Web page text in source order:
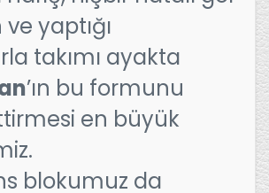
yaptığı
takımı ayakta
’ın bu formunu
en büyük
blokumuz da